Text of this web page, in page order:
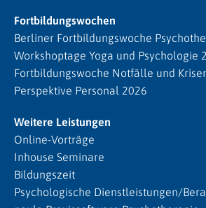
Fortbildungswochen
Berliner Fortbildungswoche
Workshoptage Yoga und Psychologie
Fortbildungswoche Notfälle und
Perspektive Personal 2026
Weitere Leistungen
Online-Vorträge
Inhouse Seminare
Bildungszeit
Psychologische Dienstleistungen/